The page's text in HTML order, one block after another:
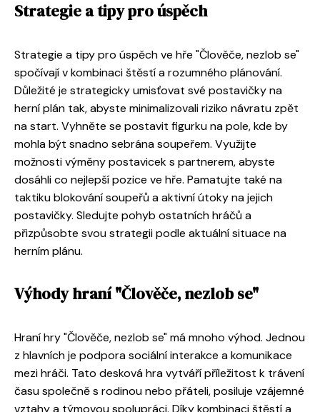
Strategie a tipy pro úspěch
Strategie a tipy pro úspěch ve hře "Člověče, nezlob se"
spočívají v kombinaci štěstí a rozumného plánování.
Důležité je strategicky umisťovat své postavičky na
herní plán tak, abyste minimalizovali riziko návratu zpět
na start. Vyhněte se postavit figurku na pole, kde by
mohla být snadno sebrána soupeřem. Využijte
možnosti výměny postavicek s partnerem, abyste
dosáhli co nejlepší pozice ve hře. Pamatujte také na
taktiku blokování soupeřů a aktivní útoky na jejich
postavičky. Sledujte pohyb ostatních hráčů a
přizpůsobte svou strategii podle aktuální situace na
herním plánu.
Výhody hraní "Člověče, nezlob se"
Hraní hry "Člověče, nezlob se" má mnoho výhod. Jednou
z hlavních je podpora sociální interakce a komunikace
mezi hráči. Tato desková hra vytváří příležitost k trávení
času společně s rodinou nebo přáteli, posiluje vzájemné
vztahy a týmovou spolupráci. Díky kombinaci štěstí a